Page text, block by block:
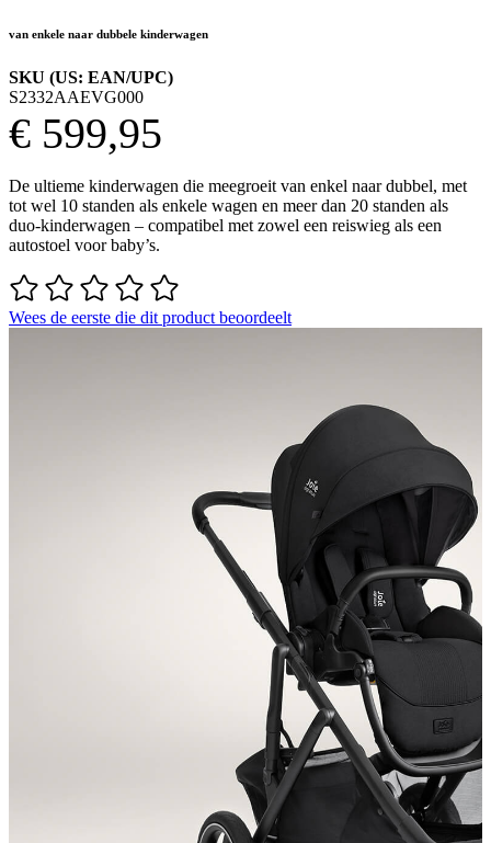
van enkele naar dubbele kinderwagen
SKU (US: EAN/UPC)
S2332AAEVG000
€ 599,95
De ultieme kinderwagen die meegroeit van enkel naar dubbel, met
tot wel 10 standen als enkele wagen en meer dan 20 standen als
duo-kinderwagen – compatibel met zowel een reiswieg als een
autostoel voor baby’s.
Wees de eerste die dit product beoordeelt